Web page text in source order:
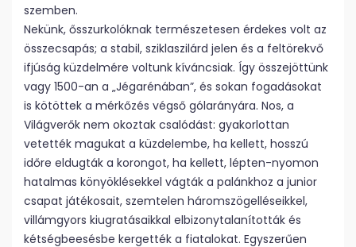
szemben.
Nekünk, ősszurkolóknak természetesen érdekes volt az
összecsapás; a stabil, sziklaszilárd jelen és a feltörekvő
ifjúság küzdelmére voltunk kíváncsiak. Így összejöttünk
vagy 1500-an a „Jégarénában”, és sokan fogadásokat
is kötöttek a mérkőzés végső gólarányára. Nos, a
Világverők nem okoztak csalódást: gyakorlottan
vetették magukat a küzdelembe, ha kellett, hosszú
időre eldugták a korongot, ha kellett, lépten-nyomon
hatalmas könyöklésekkel vágták a palánkhoz a junior
csapat játékosait, szemtelen háromszögelléseikkel,
villámgyors kiugratásaikkal elbizonytalanították és
kétségbeesésbe kergették a fiatalokat. Egyszerűen